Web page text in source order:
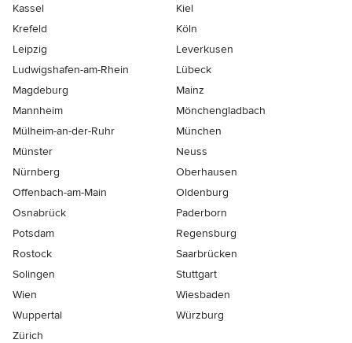
Kassel
Kiel
Krefeld
Köln
Leipzig
Leverkusen
Ludwigshafen-am-Rhein
Lübeck
Magdeburg
Mainz
Mannheim
Mönchen­gladbach
Mülheim-an-der-Ruhr
München
Münster
Neuss
Nürnberg
Oberhausen
Offenbach-am-Main
Oldenburg
Osnabrück
Paderborn
Potsdam
Regensburg
Rostock
Saarbrücken
Solingen
Stuttgart
Wien
Wiesbaden
Wuppertal
Würzburg
Zürich